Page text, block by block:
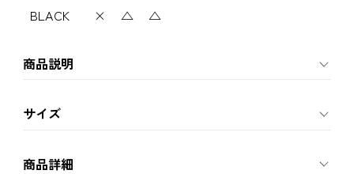
BLACK
× △ △
商品説明
サイズ
商品詳細